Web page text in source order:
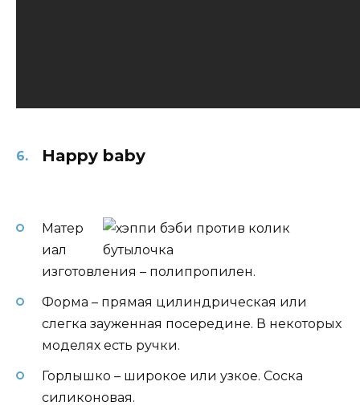
Happy baby
Матер
иал
изготовления – полипропилен.
Форма – прямая цилиндрическая или
слегка зауженная посередине. В некоторых
моделях есть ручки.
Горлышко – широкое или узкое. Соска
силиконовая.